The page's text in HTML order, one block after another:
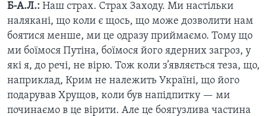
Б-А.Л.: Наш страх. Страх Заходу. Ми настільки
налякані, що коли є щось, що може дозволити нам
боятися менше, ми це одразу приймаємо. Тому що
ми боїмося Путіна, боїмося його ядерних загроз, у
які я, до речі, не вірю. Тож коли з’являється теза, що,
наприклад, Крим не належить Україні, що його
подарував Хрущов, коли був напідпитку — ми
починаємо в це вірити. Але це боягузлива частина